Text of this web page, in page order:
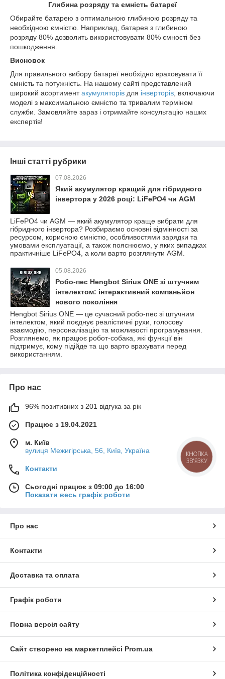
Глибина розряду та ємність батареї
Обирайте батарею з оптимальною глибиною розряду та
необхідною ємністю. Наприклад, батарея з глибиною
розряду 80% дозволить використовувати 80% ємності без
пошкодження.
Висновок
Для правильного вибору батареї необхідно враховувати її
ємність та потужність. На нашому сайті представлений
широкий асортиментакумуляторів для інверторів , включаючи
моделі з максимальною ємністю та тривалим терміном
служби. Замовляйте зараз і отримайте консультацію наших
експертів!
Інші статті рубрики
07.08.2026
Який акумулятор кращий для гібридного
інвертора у 2026 році: LiFePO4 чи AGM
LiFePO4 чи AGM — який акумулятор краще вибрати для
гібридного інвертора? Розбираємо основні відмінності за
ресурсом, корисною ємністю, особливостями зарядки та
умовами експлуатації, а також пояснюємо, у яких випадках
практичніше LiFePO4, а коли варто розглянути AGM.
05.08.2026
Робо-пес Hengbot Sirius ONE зі штучним
інтелектом: інтерактивний компаньйон
нового покоління
Hengbot Sirius ONE — це сучасний робо-пес зі штучним
інтелектом, який поєднує реалістичні рухи, голосову
взаємодію, персоналізацію та можливості програмування.
Розглянемо, як працює робот-собака, які функції він
підтримує, кому підійде та що варто врахувати перед
використанням.
Про нас
96% позитивних з 201 відгука за рік
Працює з 19.04.2021
м. Київ
вулиця Межигірська, 56, Київ, Україна
Контакти
Сьогодні працює з 09:00 до 16:00
Показати весь графік роботи
Про нас
Контакти
Доставка та оплата
Графік роботи
Повна версія сайту
Сайт створено на маркетплейсі Prom.ua
Політика конфіденційності
КНОПКА
ЗВ'ЯЗКУ